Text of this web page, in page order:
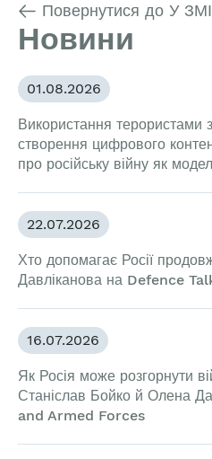
Повернутися до У ЗМІ
Новини
01.08.2026
Використання терористами
створення цифрового
про російську війну як
22.07.2026
Хто допомагає Росії
Давліканова на Defence
16.07.2026
Як Росія може розгорнути
Станіслав Бойко й Олена
and Armed Forces